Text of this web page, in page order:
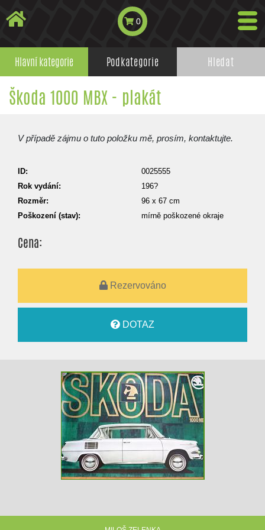
0
Hlavní kategorie Podkategorie Hledat
Škoda 1000 MBX - plakát
V případě zájmu o tuto položku mě, prosím, kontaktujte.
ID:
0025555
Rok vydání:
196?
Rozměr:
96 x 67 cm
Poškození (stav):
mírně poškozené okraje
Cena:
Rezervováno
DOTAZ